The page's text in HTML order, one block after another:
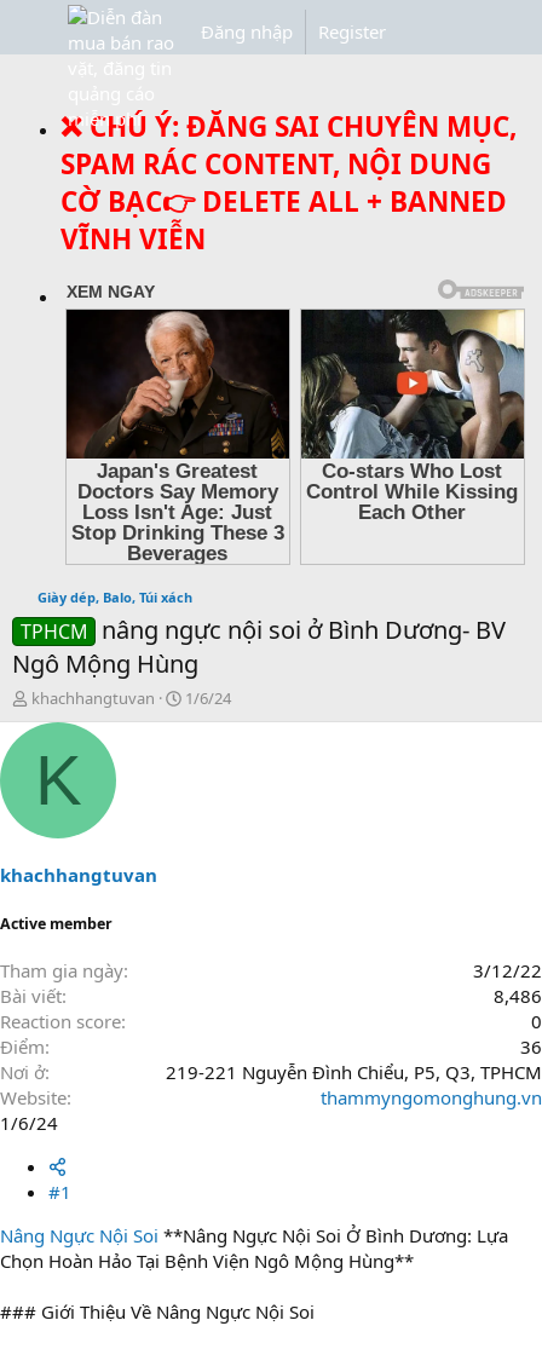
Đăng nhập Register
❌ CHÚ Ý: ĐĂNG SAI CHUYÊN MỤC,
SPAM RÁC CONTENT, NỘI DUNG
CỜ BẠC👉 DELETE ALL + BANNED
VĨNH VIỄN
Giày dép, Balo, Túi xách
TPHCM
nâng ngực nội soi ở Bình Dương- BV
Ngô Mộng Hùng
T
h
s
a
e
khachhangtuvan
N
g
1/6/24
K
khachhangtuvan
Active member
Tham gia ngày
3/12/22
Bài viết
8,486
Reaction score
0
Điểm
36
Nơi ở
219-221 Nguyễn Đình Chiểu, P5, Q3, TPHCM
Website
thammyngomonghung.vn
1/6/24
#1
Nâng Ngực Nội Soi **Nâng Ngực Nội Soi Ở Bình Dương: Lựa
Chọn Hoàn Hảo Tại Bệnh Viện Ngô Mộng Hùng**
### Giới Thiệu Về Nâng Ngực Nội Soi